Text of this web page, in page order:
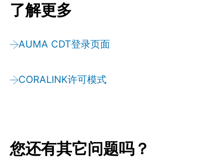
了解更多
AUMA CDT登录页面
CORALINK许可模式
您还有其它问题吗？